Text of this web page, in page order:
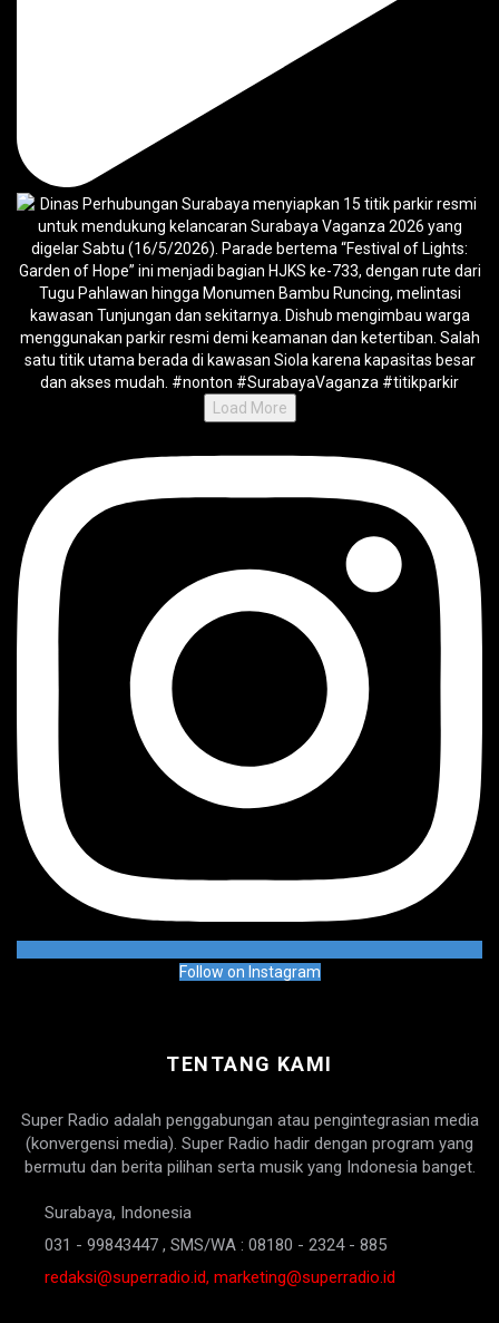
Load More
Follow on Instagram
TENTANG KAMI
Super Radio adalah penggabungan atau pengintegrasian media
(konvergensi media). Super Radio hadir dengan program yang
bermutu dan berita pilihan serta musik yang Indonesia banget.
Surabaya, Indonesia
031 - 99843447 , SMS/WA : 08180 - 2324 - 885
redaksi@superradio.id, marketing@superradio.id